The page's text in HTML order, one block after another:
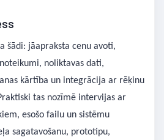
šādi: jāapraksta cenu avoti,
noliktavas dati,
kārtība un integrācija ar rēķinu
tas nozīmē intervijas ar
esošo failu un sistēmu
sagatavošanu, prototipu,